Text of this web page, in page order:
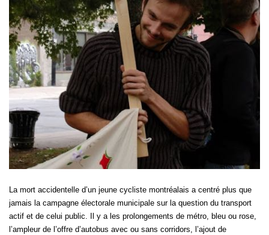
La mort accidentelle d’un jeune cycliste montréalais a centré plus que
jamais la campagne électorale municipale sur la question du transport
actif et de celui public. Il y a les prolongements de métro, bleu ou rose,
l’ampleur de l’offre d’autobus avec ou sans corridors, l’ajout de